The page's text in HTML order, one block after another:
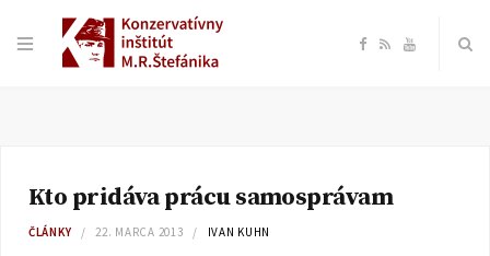
F
e
R Y
Kto pridáva prácu samosprávam
ČLÁNKY 22. MARCA 2013 IVAN KUHN